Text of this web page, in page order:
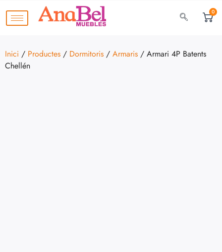
0
Inici / Productes / Dormitoris / Armaris / Armari 4P Batents
Chellén